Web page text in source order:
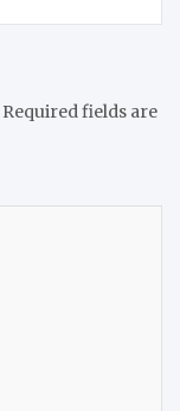
Required fields are